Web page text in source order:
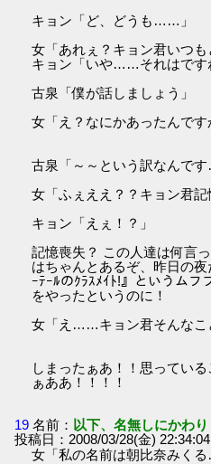
キョン「ど、どうも……」
女「あれぇ？キョン君いつも
キョン「いや……それはで
古泉「僕が話しましょう」
女「え？なにかあったんです
古泉「～～という訳なんで
女「ふぇええ？？キョン君記
キョン「えぇ！？」
記憶喪失？ この人達は何言
はちゃんとあるぞ、昨日の
ｰﾃｰﾙのｸﾗｽﾒｲﾄ!』というムフ
をやったというのに！
女「え……キョン君そんなこ
しまったぁあ！！思ってい
ぁああ！！！！
19 名前： 以下、名無しにかわ
投稿日：2008/03/28(金)
女「私の名前は朝比奈みく